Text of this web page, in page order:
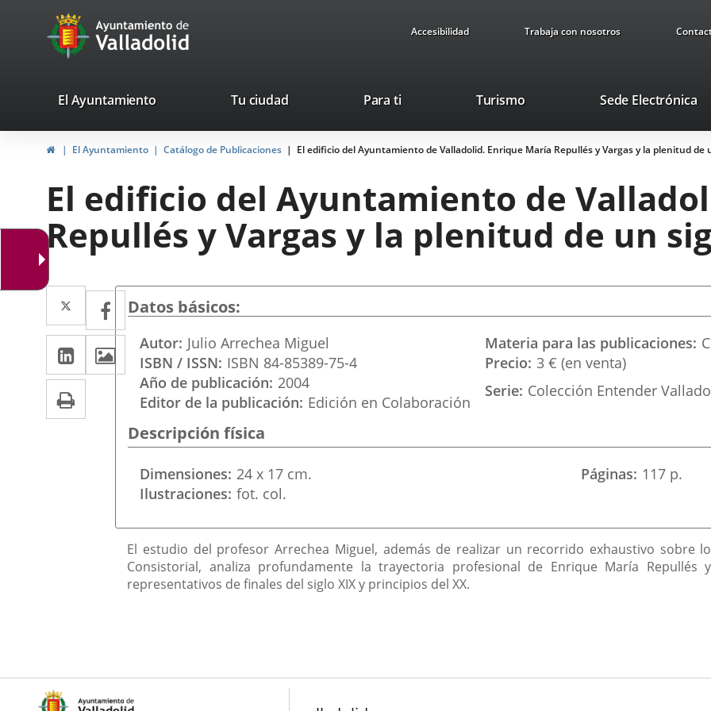
Portal
Web
Ayuntamiento
de
Accesibilidad Trabaja con nosotros
valladolid.es
El Ayuntamiento Tu ciudad Para ti TurismoThis
will
open
pop-
window.
Sede Electrónica
HomeEl Ayuntamiento Catálogo de Publicaciones El edificio del Ayuntamiento de Valladolid. Enrique María Repullés y Vargas y la plenitud de
El edificio del Ayuntamiento de
Repullés y Vargas y la plenitud de un
Twitter
Enlace
a
una
aplicación
externa.
Facebook
Enlace
a
una
aplicación
externa.
Linkedin
Enlace
a
una
aplicación
externa.
Images
Datos básicos
Autor Julio Arrechea Miguel
ISBN / ISSN ISBN 84-85389-75-4
Año de publicación 2004
Editor de la publicación Edición en Colaboración
Materia para las publicaciones
Precio 3 € (en venta)
Serie Colección Entender
Descripción física
Dimensiones 24 x 17 cm.
Ilustraciones fot. col.
Páginas 117 p.
Descripción
El estudio del profesor Arrechea Miguel, además de realizar un recorrido exhaustivo sobre
Consistorial, analiza profundamente la trayectoria profesional de Enrique María
representativos de finales del siglo XIX y principios del XX.